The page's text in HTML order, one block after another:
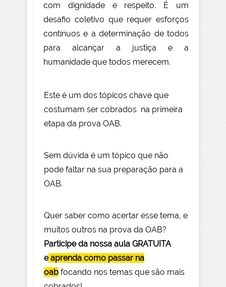
com dignidade e respeito. É um
desafio coletivo que requer esforços
contínuos e a determinação de todos
para alcançar a justiça e a
humanidade que todos merecem.
Este é um dos tópicos chave que
costumam ser cobrados na primeira
etapa da prova OAB.
Sem dúvida é um tópico que não
pode faltar na sua preparação para a
OAB.
Quer saber como acertar esse tema, e
muitos outros na prova da OAB?
Participe da nossa aula GRATUITA
e aprenda como passar na
oab focando nos temas que são mais